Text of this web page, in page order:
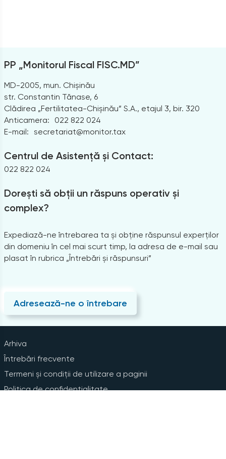
PP „Monitorul Fiscal FISC.MD”
MD-2005, mun. Chișinău
str. Constantin Tănase, 6
Clădirea „Fertilitatea-Chișinău” S.A., etajul 3, bir. 320
Anticamera:
022 822 024
E-mail: secretariat@monitor.tax
Centrul de Asistență și Contact:
022 822 024
Dorești să obții un răspuns operativ și
complex?
Expediază-ne întrebarea ta și obține răspunsul experților
din domeniu în cel mai scurt timp, la adresa de e-mail sau
plasat în rubrica „Întrebări și răspunsuri”
Adresează-ne o întrebare
Arhiva
Întrebări frecvente
Termeni și condiții de utilizare a paginii
Politica de confidențialitate